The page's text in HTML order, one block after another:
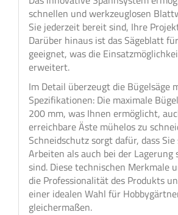
schnellen und werkzeuglosen
Sie jederzeit bereit sind, Ihre
Darüber hinaus ist das Sägeblatt
geeignet, was die
erweitert.
Im Detail überzeugt die Bügelsäge
Spezifikationen: Die maximale
200 mm, was Ihnen ermöglicht,
erreichbare Äste mühelos zu
Schneidschutz sorgt dafür, dass
Arbeiten als auch bei der Lagerung
sind. Diese technischen Merkmale
die Professionalität des Produkts
einer idealen Wahl für
gleichermaßen.